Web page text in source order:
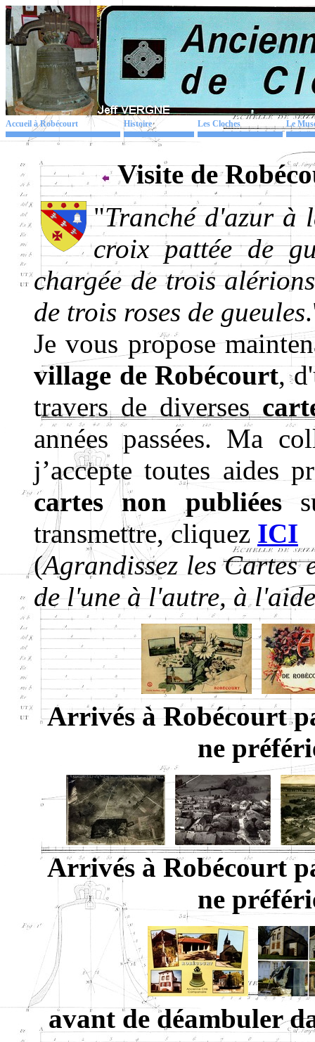
Accueil à Robécourt Histoire Les Cloches Le
Visite de
"Tranché d'azur à
croix pattée de
chargée de trois
de trois roses de gueules
Je vous propose
village de Robécourt,
travers de diverses
années passées. Ma
j’accepte toutes aides
cartes non publiées
transmettre, cliquez ICI
(Agrandissez les Cartes
de l'une à l'autre, à
Arrivés à Robécourt
ne
Arrivés à Robécourt
ne
avant de déambuler